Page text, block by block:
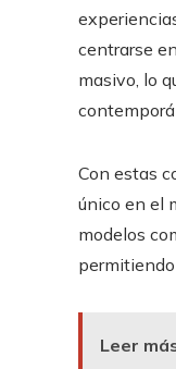
centrarse
masivo, lo
Con estas
único en el
modelos
Leer